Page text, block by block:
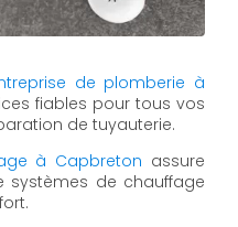
de plomberie à
fiables pour tous vos
de tuyauterie.
à Capbreton assure
systèmes de chauffage